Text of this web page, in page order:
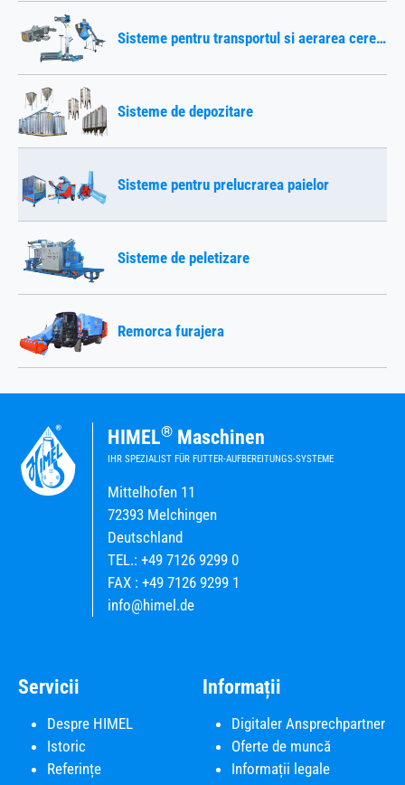
Sisteme pentru transportul si aerarea cerealelor
Sisteme de depozitare
Sisteme pentru prelucrarea paielor
Sisteme de peletizare
Remorca furajera
HIMEL®Maschinen
IHR SPEZIALIST FÜR FUTTER-AUFBEREITUNGS-SYSTEME
Mittelhofen 11
72393 Melchingen
Deutschland
TEL.: +49 7126 9299 0
FAX : +49 7126 9299 1
info@himel.de
Servicii
Despre HIMEL
Istoric
Referințe
Informații
Digitaler Ansprechpartner
Oferte de muncă
Informații legale